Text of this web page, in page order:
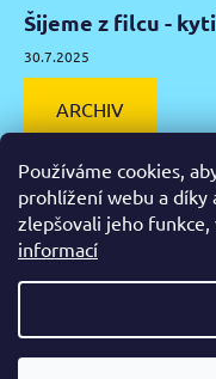
Používáme cookies,
prohlížení webu a díky
zlepšovali jeho
informací
Šijeme z filcu -
30.7.2025
ARCHIV
Facebook